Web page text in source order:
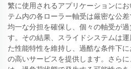
繁に使用されるアプリケーションに
テム内の各ローラー軸受は厳密な公
均一な分担を確保し、個々の軸受が
す。その結果、スライドシステムは
た性能特性を維持し、過酷な条件下
の高いサービスを提供します。さら